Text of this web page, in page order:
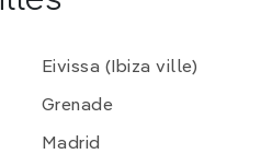
de Murcie ?
Eivissa (Ibiza ville)
Grenade
Madrid